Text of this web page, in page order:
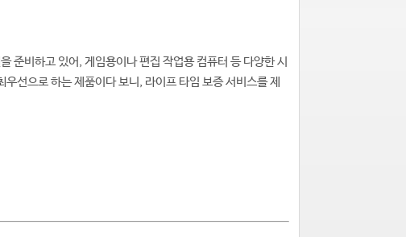
준비하고 있어, 게임용이나 편집 작업용 컴퓨터 등 다양한 시
선으로 하는 제품이다 보니, 라이프 타임 보증 서비스를 제